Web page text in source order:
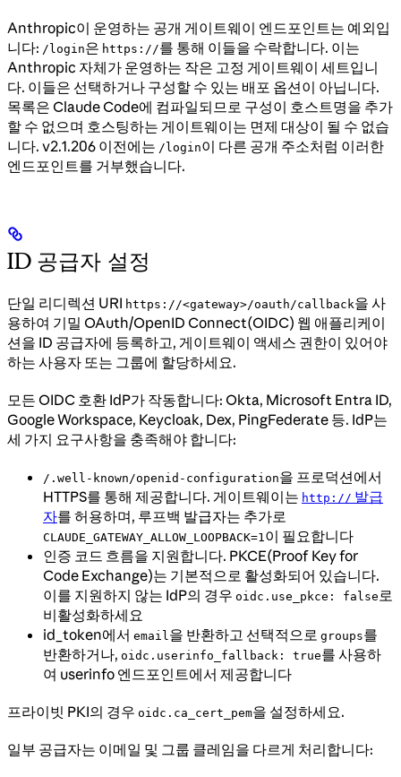
Anthropic이 운영하는 공개 게이트웨이 엔드포인트는 예외입
니다: /login은 https://를 통해 이들을 수락합니다. 이는
Anthropic 자체가 운영하는 작은 고정 게이트웨이 세트입니
다. 이들은 선택하거나 구성할 수 있는 배포 옵션이 아닙니다.
목록은 Claude Code에 컴파일되므로 구성이 호스트명을 추가
할 수 없으며 호스팅하는 게이트웨이는 면제 대상이 될 수 없습
니다. v2.1.206 이전에는 /login이 다른 공개 주소처럼 이러한
엔드포인트를 거부했습니다.
ID 공급자 설정
단일 리디렉션 URI https://<gateway>/oauth/callback을 사
용하여 기밀 OAuth/OpenID Connect(OIDC) 웹 애플리케이
션을 ID 공급자에 등록하고, 게이트웨이 액세스 권한이 있어야
하는 사용자 또는 그룹에 할당하세요.
모든 OIDC 호환 IdP가 작동합니다: Okta, Microsoft Entra ID,
Google Workspace, Keycloak, Dex, PingFederate 등. IdP는
세 가지 요구사항을 충족해야 합니다:
/.well-known/openid-configuration을 프로덕션에서
HTTPS를 통해 제공합니다. 게이트웨이는 http:// 발급
자를 허용하며, 루프백 발급자는 추가로
CLAUDE_GATEWAY_ALLOW_LOOPBACK=1이 필요합니다
인증 코드 흐름을 지원합니다. PKCE(Proof Key for
Code Exchange)는 기본적으로 활성화되어 있습니다.
이를 지원하지 않는 IdP의 경우 oidc.use_pkce: false로
비활성화하세요
id_token에서 email을 반환하고 선택적으로 groups를
반환하거나, oidc.userinfo_fallback: true를 사용하
여 userinfo 엔드포인트에서 제공합니다
프라이빗 PKI의 경우 oidc.ca_cert_pem을 설정하세요.
일부 공급자는 이메일 및 그룹 클레임을 다르게 처리합니다: